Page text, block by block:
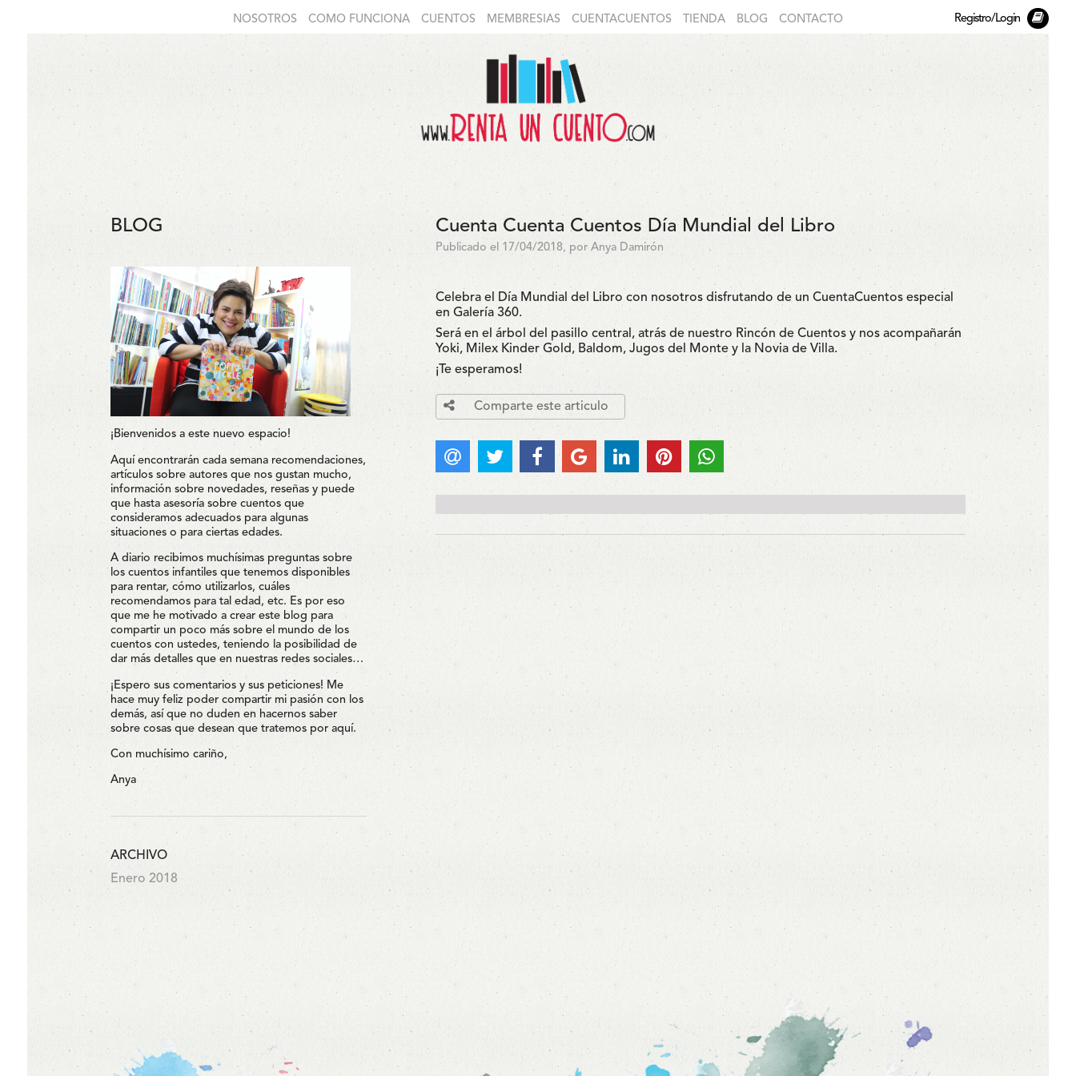
NOSOTROS COMO FUNCIONA CUENTOS MEMBRESIAS CUENTACUENTOS TIENDA BLOG CONTACTO Registro/Login
BLOG
¡Bienvenidos a este nuevo espacio!
Aquí encontrarán cada semana recomendaciones,
artículos sobre autores que nos gustan mucho,
información sobre novedades, reseñas y puede
que hasta asesoría sobre cuentos que
consideramos adecuados para algunas
situaciones o para ciertas edades.
A diario recibimos muchísimas preguntas sobre
los cuentos infantiles que tenemos disponibles
para rentar, cómo utilizarlos, cuáles
recomendamos para tal edad, etc. Es por eso
que me he motivado a crear este blog para
compartir un poco más sobre el mundo de los
cuentos con ustedes, teniendo la posibilidad de
dar más detalles que en nuestras redes sociales…
¡Espero sus comentarios y sus peticiones! Me
hace muy feliz poder compartir mi pasión con los
demás, así que no duden en hacernos saber
sobre cosas que desean que tratemos por aquí.
Con muchísimo cariño,
Anya
ARCHIVO
Enero 2018
Cuenta Cuenta Cuentos Día Mundial del Libro
Publicado el 17/04/2018, por Anya Damirón
Celebra el Día Mundial del Libro con nosotros disfrutando de un CuentaCuentos especial
en Galería 360.
Será en el árbol del pasillo central, atrás de nuestro Rincón de Cuentos y nos acompañarán
Yoki, Milex Kinder Gold, Baldom, Jugos del Monte y la Novia de Villa.
¡Te esperamos!
Comparte este articulo